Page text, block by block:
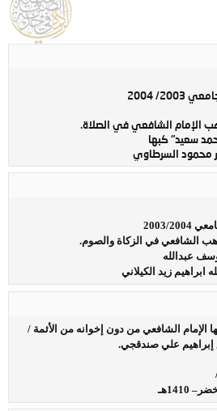
2004
سعيد" كبها
محمود السرطاوي
2004
الشافعي في الزكاة والصوم.
عبدالله
ابراهيم زيد الكيلاني
الإمام الشافعي من دون إخوانه من الأئمة /
إبراهيم علي صندقجي.
–